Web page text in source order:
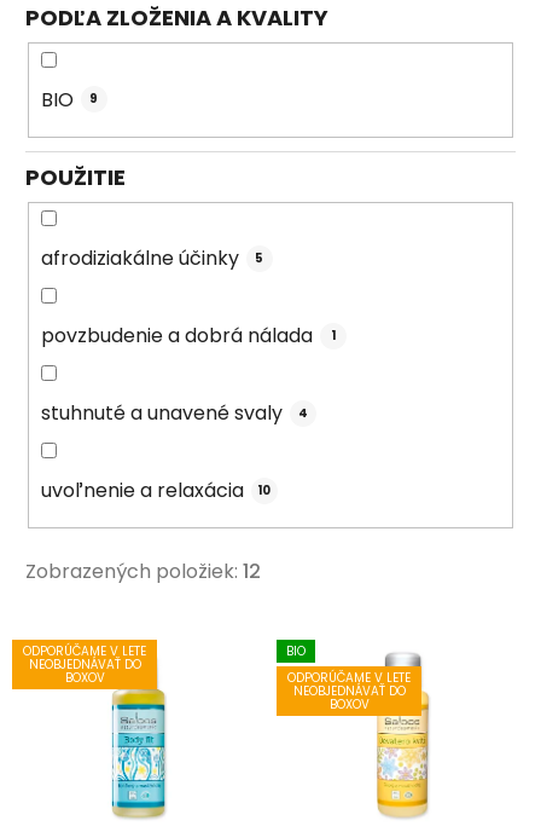
PODĽA ZLOŽENIA A KVALITY
BIO 9
POUŽITIE
afrodiziakálne účinky 5
povzbudenie a dobrá nálada 1
stuhnuté a unavené svaly 4
uvoľnenie a relaxácia 10
Zobrazených položiek: 12
VODPORÚČAME V LETE
NEOBJEDNÁVAŤ DO
BOXOV
BIO
ODPORÚČAME V LETE
NEOBJEDNÁVAŤ DO
BOXOV